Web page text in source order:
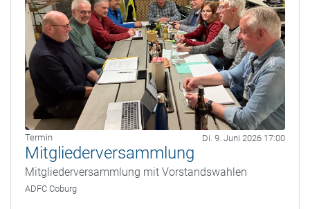
Termin Di. 9. Juni 2026 17:00
Mitgliederversammlung
Mitgliederversammlung mit Vorstandswahlen
ADFC Coburg